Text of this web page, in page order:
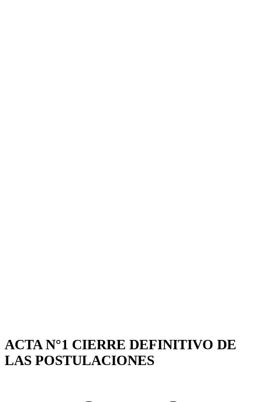
ACTA N°1 CIERRE DEFINITIVO DE
LAS POSTULACIONES